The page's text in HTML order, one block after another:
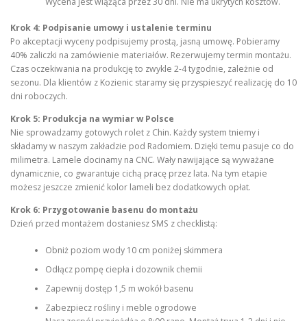
Krok 4: Podpisanie umowy i ustalenie terminu
Po akceptacji wyceny podpisujemy prostą, jasną umowę. Pobieramy
40% zaliczki na zamówienie materiałów. Rezerwujemy termin montażu.
Czas oczekiwania na produkcję to zwykle 2-4 tygodnie, zależnie od
sezonu. Dla klientów z Kozienic staramy się przyspieszyć realizację do 10
dni roboczych.
Krok 5: Produkcja na wymiar w Polsce
Nie sprowadzamy gotowych rolet z Chin. Każdy system tniemy i
składamy w naszym zakładzie pod Radomiem. Dzięki temu pasuje co do
milimetra. Lamele docinamy na CNC. Wały nawijające są wyważane
dynamicznie, co gwarantuje cichą pracę przez lata. Na tym etapie
możesz jeszcze zmienić kolor lameli bez dodatkowych opłat.
Krok 6: Przygotowanie basenu do montażu
Dzień przed montażem dostaniesz SMS z checklistą:
Obniż poziom wody 10 cm poniżej skimmera
Odłącz pompę ciepła i dozownik chemii
Zapewnij dostęp 1,5 m wokół basenu
Zabezpiecz rośliny i meble ogrodowe